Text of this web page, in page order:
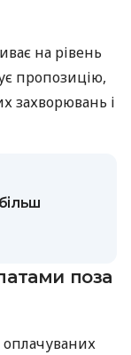
на рівень
пропозицію,
захворювань і
поза